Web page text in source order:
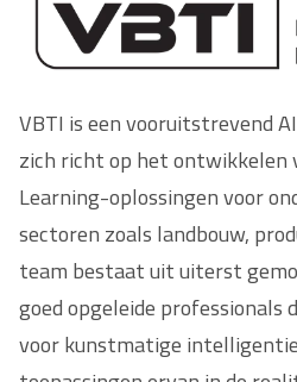
VBTI is een vooruitstrevend
zich richt op het ontwikkelen
Learning-oplossingen voor
sectoren zoals landbouw,
team bestaat uit uiterst
goed opgeleide professionals
voor kunstmatige